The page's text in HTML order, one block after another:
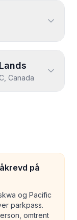
Canada
på
og Pacific
parkpass.
omtrent